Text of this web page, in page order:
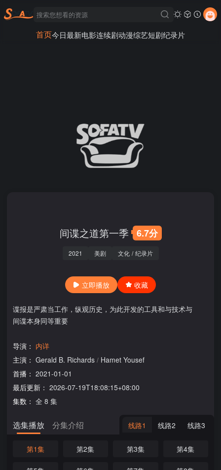
首页今日最新电影连续剧动漫综艺短剧纪录片
间谍之道第一季 6.7分
2021 美剧 文化 / 纪录片
立即播放 收藏
谍报是严肃当工作，纵观历史，为此开发的工具和与技术与
间谍本身同等重要
导演： 内详
主演： Gerald B. Richards / Hamet Yousef
首播： 2021-01-01
最后更新： 2026-07-19T18:08:15+08:00
集数： 全 8 集
选集播放 分集介绍 线路1 线路2 线路3
第1集 第2集 第3集 第4集